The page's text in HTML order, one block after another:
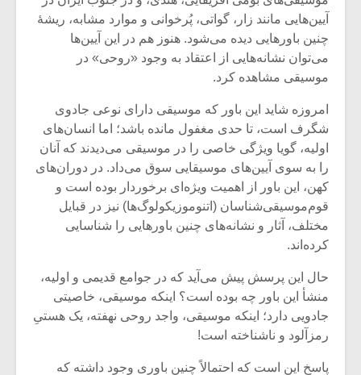
آیین‌هایی مانند زار، گواتی، پُرخوانی و موارد مشابه، ریشۀ
چنین باورهایی دیده می‌شود. هنوز هم در این آیین‌ها
می‌توان نشانه‌هایی از اعتقاد به وجود «روحی» در
موسیقی مشاهده کرد.
امروزه شاید این باور که موسیقی دارای نوعی جادوی
شگرف است، تا حدی مغفول مانده باشد؛ اما انسان‌های
اولیه، گویا ویژگی خاصی را در موسیقی می‌دیدند که آنان
را به سوی آیین‌های موسیقایی سوق می‌داد. در دوران‌های
کهن، این باور از اهمیت ویژه‌ای برخوردار بوده است و
قوم‌موسیقی‌شناسان (اتنوموزیکولوگ‌ها) نیز در قبایل
مختلف، آثار و نشانه‌های چنین باورهایی را شناسایی
کرده‌اند.
حال این پرسش پیش می‌آید که در جوامع قدیمی و اولیه،
منشأ این باور چه بوده است؟ اینکه موسیقی، خاصیتی
جادویی دارد؛ اینکه موسیقی، واجد روحی نهفته، یک هستیِ
رمزآلود و ناشناخته است!
پاسخ این است که احتمالاً چنین باوری وجود داشته که
یادداشتی بر موسیقی
متن فیلم «متری
شیش و نیم»
اگر نمی توانی
مشهورترین باشی،
بدنام ترین باش
دوره